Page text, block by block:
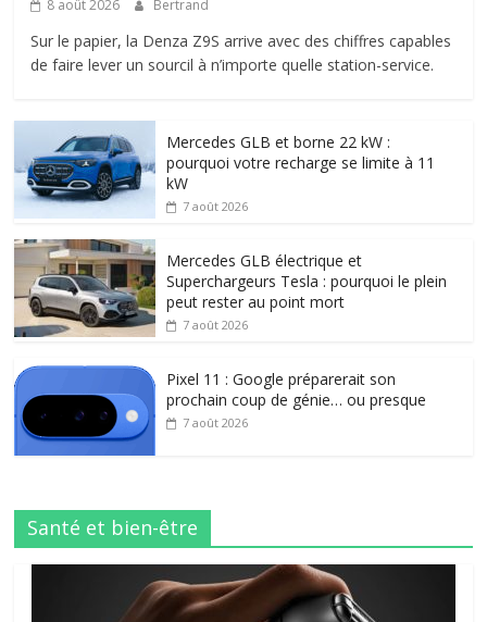
8 août 2026 Bertrand
Sur le papier, la Denza Z9S arrive avec des chiffres capables
de faire lever un sourcil à n’importe quelle station-service.
Mercedes GLB et borne 22 kW :
pourquoi votre recharge se limite à 11
kW
7 août 2026
Mercedes GLB électrique et
Superchargeurs Tesla : pourquoi le plein
peut rester au point mort
7 août 2026
Pixel 11 : Google préparerait son
prochain coup de génie… ou presque
7 août 2026
Santé et bien-être